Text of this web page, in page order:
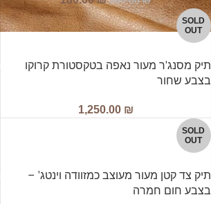
SOLD
OUT
תיק מסנג'ר מעור נאפה בטקסטורת קרוקו
בצבע שחור
1,250.00 ₪
SOLD
OUT
תיק צד קטן מעור מעוצב כמזוודה וינטג' –
בצבע חום חמרה